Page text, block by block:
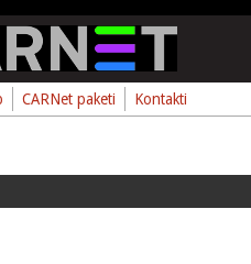
CARNet paketi Kontakti